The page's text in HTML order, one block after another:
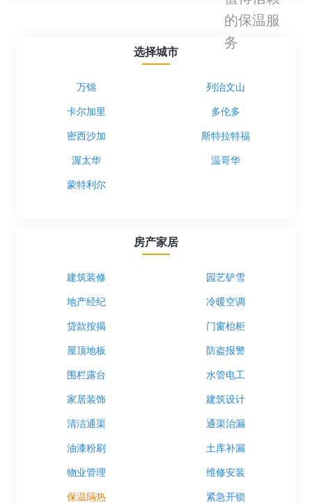
选择城市
万锦 列治文山
卡尔加里 多伦多
密西沙加 斯特拉特福
渥太华 温哥华
蒙特利尔
房产家居
建筑装修 园艺铲雪
地产经纪 冷暖空调
贷款按揭 门窗枱柜
屋顶地板 防盗报警
围栏露台 水管电工
家居装饰 建筑设计
清洁通渠 通渠治漏
油漆粉刷 土库补漏
物业管理 维修安装
保温隔热 紧急开锁